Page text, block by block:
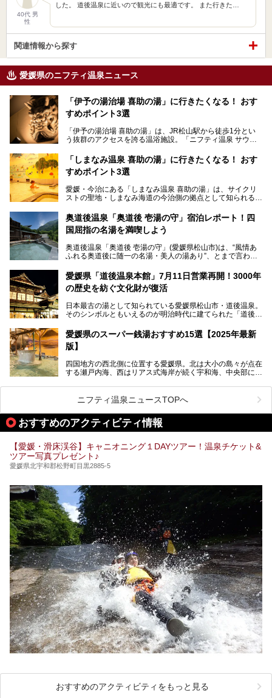
40代 男
性
した。 道後温泉に近いので観光にも最適です。 また行きた…
関連情報から探す
愛媛県のニフティ温泉ニュース
「伊予の湯治場 喜助の湯」に行きたくなる！ おす
すめポイント3選
「伊予の湯治場 喜助の湯」は、JR松山駅から徒歩1分とい
う抜群のアクセスを誇る温浴施設。「ニフティ温泉 サウナ
ナーが訪れる人気スポットです。天然温泉・サウナ・岩盤
浴・食事・宿泊まで“癒しのすべて”がそろう人気施設の中で
も、特におすすめしたい3つのポイントについて厳選してお
「しまなみ温泉 喜助の湯」に行きたくなる！ おす
すめポイント3選
愛媛・今治にある「しまなみ温泉 喜助の湯」は、サイクリ
ストの聖地・しまなみ海道の今治側の拠点として知られる人
ばれていて、自転車ロッカーや工具、給水サービスなど、旅
人に嬉しい工夫がたっぷり。お風呂は内湯から半露天、サウ
ナまで種類豊富で広々空間。泉質も温度もバリエーション豊
ポイントについて厳選してお届けします。読めばきっと、行
きたくなること間違いなし！
奥道後温泉「奥道後 壱湯の守」宿泊レポート！四
国屈指の名湯を満喫しよう
奥道後温泉「奥道後 壱湯の守」(愛媛県松山市)は、“風情あ
ふれる奥道後に随一の名湯・美人の湯あり”、とまで言われ
露天風呂。日々の生活から隔離された非日常感を味わえま
す。
ト。今回はニフティ温泉ライターである筆者自ら宿泊し、名
物の大露天風呂「翠明の湯」の全浴槽をご紹介。また、パブ
その魅力をご紹介します！
愛媛県「道後温泉本館」7月11日営業再開！3000年
の歴史を紡ぐ文化財が復活
日本最古の湯として知られている愛媛県松山市・道後温泉。
そのシンボルともいえるのが明治時代に建てられた「道後温
いた保存修理工事が終わり、いよいよ2024年7月11日から
全館営業再開となります。
愛媛県のスーパー銭湯おすすめ15選【2025年最新
版】
四国地方の西北側に位置する愛媛県。北は大小の島々が点在
する瀬戸内海、西はリアス式海岸が続く宇和海、中央部には
な自然と、温暖な気候が魅力の県です。
日本最古の温泉といわれる道後温泉を筆頭に、多くの温泉が
ある愛媛県は、スーパー銭湯も豊富です。中には、中四国地
方を代表する人気の施設も。今回は、愛媛県の誇るスーパー
銭湯をピックアップしました。
ニフティ温泉ニュースTOPへ
おすすめのアクティビティ情報
【愛媛・滑床渓谷】キャニオニング１DAYツアー！温泉チケット&
ツアー写真プレゼント♪
愛媛県北宇和郡松野町目黒2885-5
おすすめのアクティビティをもっと見る